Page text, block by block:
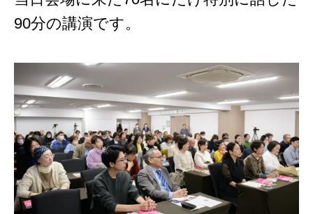
90分の講演です。